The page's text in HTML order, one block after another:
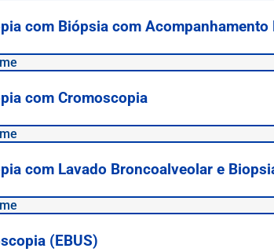
com Biópsia com Acompanhamento
com Cromoscopia
com Lavado Broncoalveolar e
(EBUS)